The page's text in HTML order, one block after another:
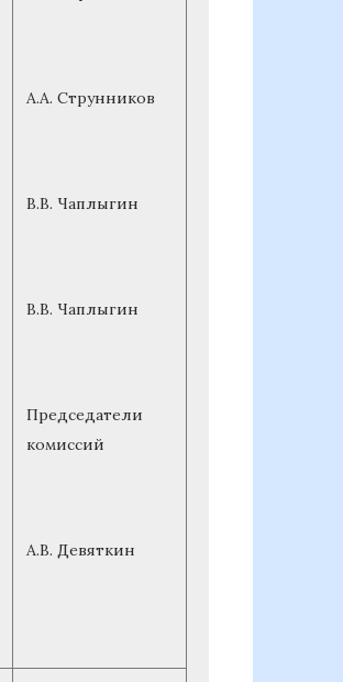
А.А. Струнников
В.В. Чаплыгин
В.В. Чаплыгин
Председатели
комиссий
А.В. Девяткин